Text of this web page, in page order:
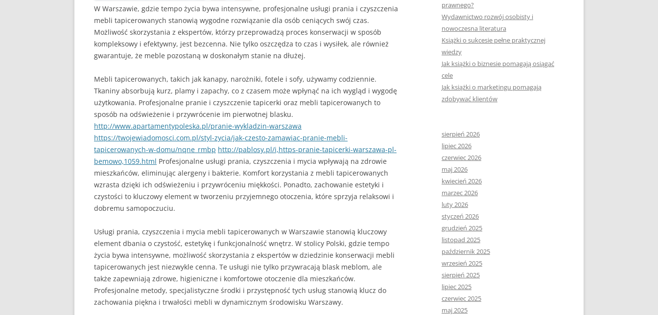
W Warszawie, gdzie tempo życia bywa intensywne, profesjonalne usługi prania i czyszczenia
mebli tapicerowanych stanowią wygodne rozwiązanie dla osób ceniących swój czas.
Możliwość skorzystania z ekspertów, którzy przeprowadzą proces konserwacji w sposób
kompleksowy i efektywny, jest bezcenna. Nie tylko oszczędza to czas i wysiłek, ale również
gwarantuje, że meble pozostaną w doskonałym stanie na dłużej.
Mebli tapicerowanych, takich jak kanapy, narożniki, fotele i sofy, używamy codziennie.
Tkaniny absorbują kurz, plamy i zapachy, co z czasem może wpłynąć na ich wygląd i wygodę
użytkowania. Profesjonalne pranie i czyszczenie tapicerki oraz mebli tapicerowanych to
sposób na odświeżenie i przywrócenie im pierwotnej blasku.
http://www.apartamentypoleska.pl/pranie-wykladzin-warszawa
https://twojewiadomosci.com.pl/styl-zycia/jak-czesto-zamawiac-pranie-mebli-
tapicerowanych-w-domu/nqne_rmbp http://pablosy.pl/i,https-pranie-tapicerki-warszawa-pl-
bemowo,1059.html Profesjonalne usługi prania, czyszczenia i mycia wpływają na zdrowie
mieszkańców, eliminując alergeny i bakterie. Komfort korzystania z mebli tapicerowanych
wzrasta dzięki ich odświeżeniu i przywróceniu miękkości. Ponadto, zachowanie estetyki i
czystości to kluczowy element w tworzeniu przyjemnego otoczenia, które sprzyja relaksowi i
dobremu samopoczuciu.
Usługi prania, czyszczenia i mycia mebli tapicerowanych w Warszawie stanowią kluczowy
element dbania o czystość, estetykę i funkcjonalność wnętrz. W stolicy Polski, gdzie tempo
życia bywa intensywne, możliwość skorzystania z ekspertów w dziedzinie konserwacji mebli
tapicerowanych jest niezwykle cenna. Te usługi nie tylko przywracają blask meblom, ale
także zapewniają zdrowe, higieniczne i komfortowe otoczenie dla mieszkańców.
Profesjonalne metody, specjalistyczne środki i przystępność tych usług stanowią klucz do
zachowania piękna i trwałości mebli w dynamicznym środowisku Warszawy.
prawnego?
Wydawnictwo rozwój osobisty i
nowoczesna literatura
Książki o sukcesie pełne praktycznej
wiedzy
Jak książki o biznesie pomagają osiągać
cele
Jak książki o marketingu pomagają
zdobywać klientów
sierpień 2026
lipiec 2026
czerwiec 2026
maj 2026
kwiecień 2026
marzec 2026
luty 2026
styczeń 2026
grudzień 2025
listopad 2025
październik 2025
wrzesień 2025
sierpień 2025
lipiec 2025
czerwiec 2025
maj 2025